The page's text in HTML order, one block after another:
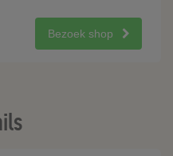
Bezoek shop